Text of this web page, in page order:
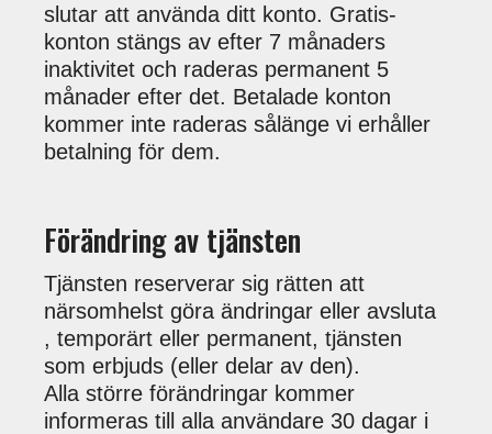
slutar att använda ditt konto. Gratis-
konton stängs av efter 7 månaders
inaktivitet och raderas permanent 5
månader efter det. Betalade konton
kommer inte raderas sålänge vi erhåller
betalning för dem.
Förändring av tjänsten
Tjänsten reserverar sig rätten att
närsomhelst göra ändringar eller avsluta
, temporärt eller permanent, tjänsten
som erbjuds (eller delar av den).
Alla större förändringar kommer
informeras till alla användare 30 dagar i